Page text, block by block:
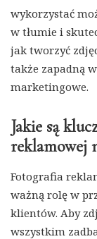
wykorzystać
w tłumie i
jak tworzyć
także zapadną
marketingowe.
Jakie są
reklamowej
Fotografia
ważną rolę w
klientów. Aby
wszystkim